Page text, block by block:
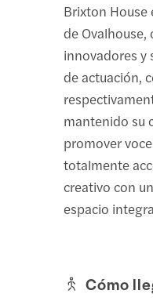
Brixton
de
innovadores y
de actuación,
mantenido su
promover
totalmente
creativo con
espacio
Cómo